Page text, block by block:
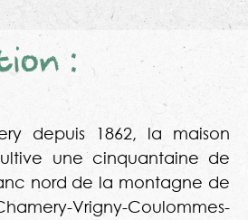
:
depuis 1862, la maison
une cinquantaine de
nord de la montagne de
Vrigny-Coulommes-